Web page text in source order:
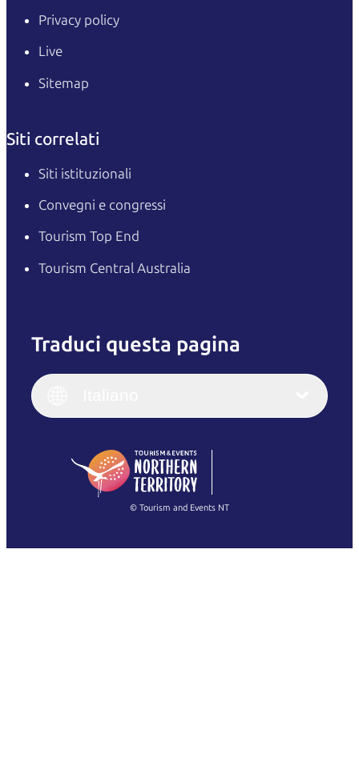
Privacy policy
Live
Sitemap
Siti correlati
Siti istituzionali
Convegni e congressi
Tourism Top End
Tourism Central Australia
Traduci questa pagina
English
(Singapore)
Français
Italiano
繁體中文
© Tourism and Events NT